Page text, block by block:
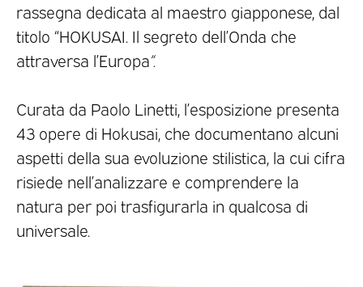
rassegna dedicata al maestro giapponese, dal
titolo “HOKUSAI. Il segreto dell’Onda che
attraversa l’Europa“.
Curata da Paolo Linetti, l’esposizione presenta
43 opere di Hokusai, che documentano alcuni
aspetti della sua evoluzione stilistica, la cui cifra
risiede nell’analizzare e comprendere la
natura per poi trasfigurarla in qualcosa di
universale.